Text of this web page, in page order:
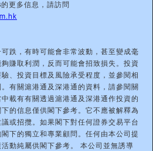
更多信息，請訪問
跌，有時可能會非常波動，甚至變成毫
賺取利潤，反而可能會招致損失。投資
、投資目標及風險承受程度，並參閱相
有關滬港通及深港通的資料，請參閱關
載有有關透過滬港通及深港通作投資的
的信息僅供閣下參考。它不應被解釋為
或招攬。如果閣下對任何證券交易平台
下的獨立和專業顧問。任何由本公司提
動純屬供閣下參考。 本公司並無誘導